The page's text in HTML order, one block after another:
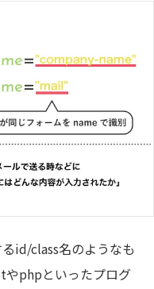
id/class名のようなも
やphpといったプログ